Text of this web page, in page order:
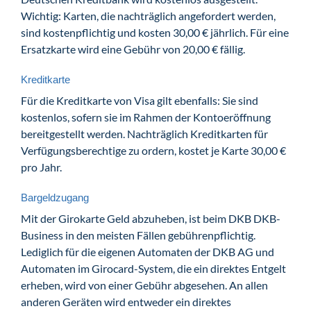
Wichtig: Karten, die nachträglich angefordert werden,
sind kostenpflichtig und kosten 30,00 € jährlich. Für eine
Ersatzkarte wird eine Gebühr von 20,00 € fällig.
Kreditkarte
Für die Kreditkarte von Visa gilt ebenfalls: Sie sind
kostenlos, sofern sie im Rahmen der Kontoeröffnung
bereitgestellt werden. Nachträglich Kreditkarten für
Verfügungsberechtige zu ordern, kostet je Karte 30,00 €
pro Jahr.
Bargeldzugang
Mit der Girokarte Geld abzuheben, ist beim DKB DKB-
Business in den meisten Fällen gebührenpflichtig.
Lediglich für die eigenen Automaten der DKB AG und
Automaten im Girocard-System, die ein direktes Entgelt
erheben, wird von einer Gebühr abgesehen. An allen
anderen Geräten wird entweder ein direktes